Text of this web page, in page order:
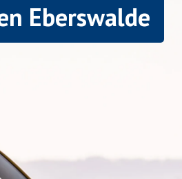
Eberswalde